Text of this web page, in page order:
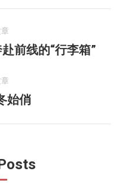
前线的“行李箱”
始俏